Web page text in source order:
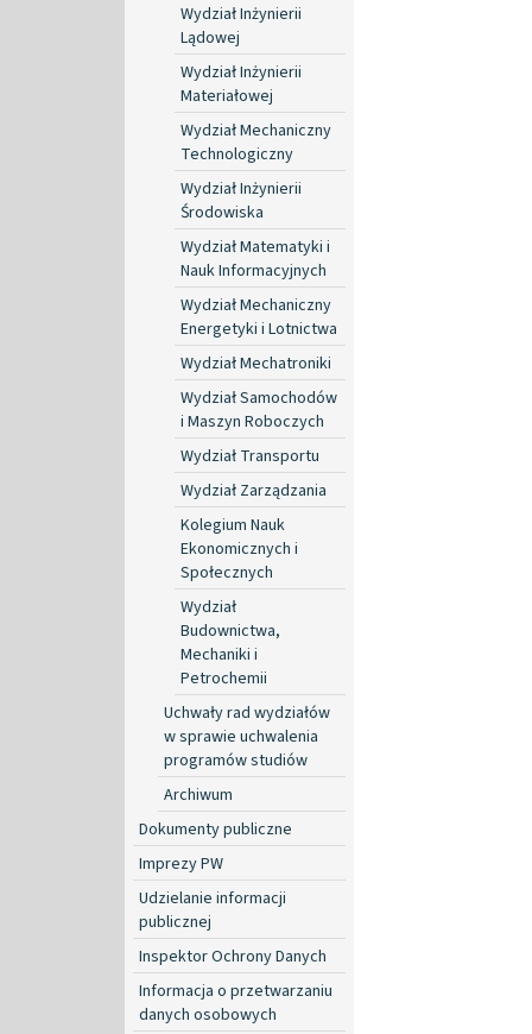
Wydział Inżynierii
Lądowej
Wydział Inżynierii
Materiałowej
Wydział Mechaniczny
Technologiczny
Wydział Inżynierii
Środowiska
Wydział Matematyki i
Nauk Informacyjnych
Wydział Mechaniczny
Energetyki i Lotnictwa
Wydział Mechatroniki
Wydział Samochodów
i Maszyn Roboczych
Wydział Transportu
Wydział Zarządzania
Kolegium Nauk
Ekonomicznych i
Społecznych
Wydział
Budownictwa,
Mechaniki i
Petrochemii
Uchwały rad wydziałów
w sprawie uchwalenia
programów studiów
Archiwum
Dokumenty publiczne
Imprezy PW
Udzielanie informacji
publicznej
Inspektor Ochrony Danych
Informacja o przetwarzaniu
danych osobowych